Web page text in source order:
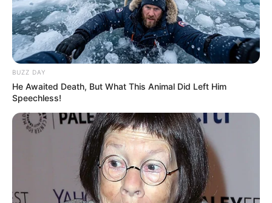
BUZZ DAY
He Awaited Death, But What This Animal Did Left Him
Speechless!